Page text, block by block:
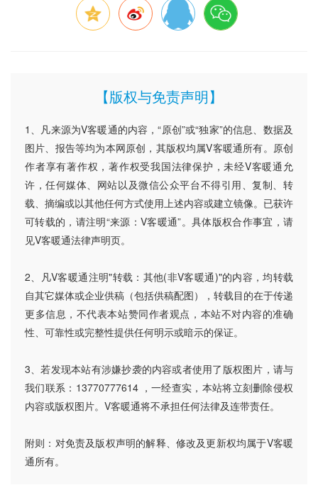
【版权与免责声明】
1、凡来源为V客暖通的内容，“原创”或“独家”的信息、数据及
图片、报告等均为本网原创，其版权均属V客暖通所有。原创
作者享有著作权，著作权受我国法律保护，未经V客暖通允
许，任何媒体、网站以及微信公众平台不得引用、复制、转
载、摘编或以其他任何方式使用上述内容或建立镜像。已获许
可转载的，请注明“来源：V客暖通”。具体版权合作事宜，请
见V客暖通法律声明页。
2、凡V客暖通注明"转载：其他(非V客暖通)"的内容，均转载
自其它媒体或企业供稿（包括供稿配图），转载目的在于传递
更多信息，不代表本站赞同作者观点，本站不对内容的准确
性、可靠性或完整性提供任何明示或暗示的保证。
3、若发现本站有涉嫌抄袭的内容或者使用了版权图片，请与
我们联系：13770777614 ，一经查实，本站将立刻删除侵权
内容或版权图片。V客暖通将不承担任何法律及连带责任。
附则：对免责及版权声明的解释、修改及更新权均属于V客暖
通所有。